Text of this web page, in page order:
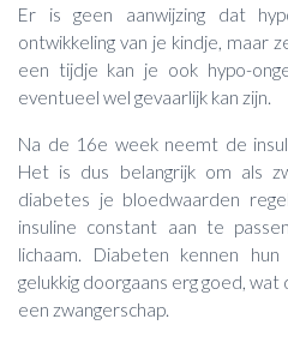
Er is geen aanwijzing dat
ontwikkeling van je kindje, maar
een tijdje kan je ook hypo-
eventueel wel gevaarlijk kan zijn.
Na de 16e week neemt de
Het is dus belangrijk om als
diabetes je bloedwaarden
insuline constant aan te
lichaam. Diabeten kennen
gelukkig doorgaans erg goed,
een zwangerschap.